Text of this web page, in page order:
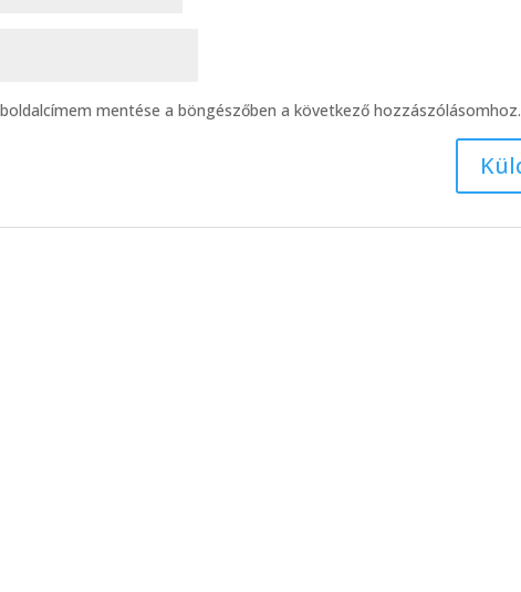
mentése a böngészőben a következő hozzászólásomhoz.